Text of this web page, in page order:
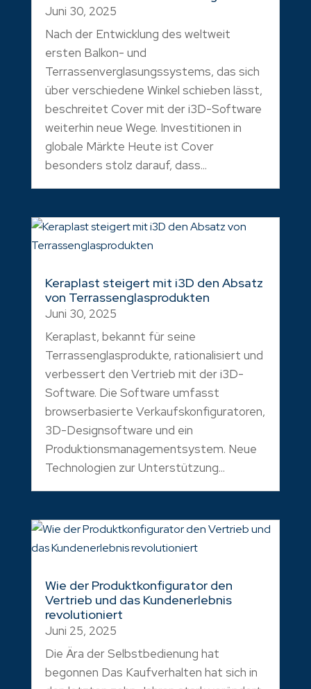
Juni 30, 2025
Nach der Entwicklung des weltweit
ersten Balkon- und
Terrassenverglasungssystems, das sich
über verschiedene Winkel schieben lässt,
beschreitet Cover mit der i3D-Software
weiterhin neue Wege. Investitionen in
globale Märkte Heute ist Cover
besonders stolz darauf, dass...
Keraplast steigert mit i3D den Absatz
von Terrassenglasprodukten
Juni 30, 2025
Keraplast, bekannt für seine
Terrassenglasprodukte, rationalisiert und
verbessert den Vertrieb mit der i3D-
Software. Die Software umfasst
browserbasierte Verkaufskonfiguratoren,
3D-Designsoftware und ein
Produktionsmanagementsystem. Neue
Technologien zur Unterstützung...
Wie der Produktkonfigurator den
Vertrieb und das Kundenerlebnis
revolutioniert
Juni 25, 2025
Die Ära der Selbstbedienung hat
begonnen Das Kaufverhalten hat sich in